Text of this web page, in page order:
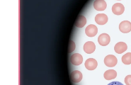
አማርኛ
Українська
O‘zbekcha
Català